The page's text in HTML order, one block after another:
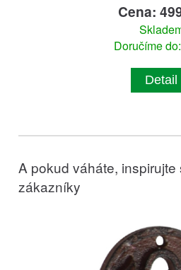
Cena:
Doručíme
Detail
A pokud váháte,
zákazníky